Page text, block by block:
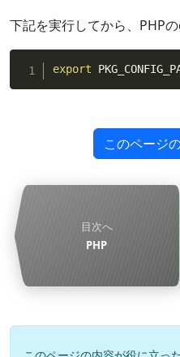
下記を実行してから、PHP
export
このページ
目次へ
PHP